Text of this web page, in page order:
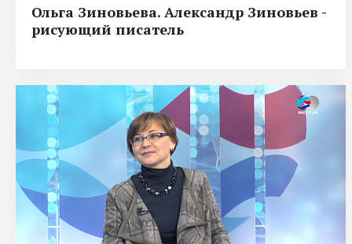
Ольга Зиновьева. Александр Зиновьев -
рисующий писатель